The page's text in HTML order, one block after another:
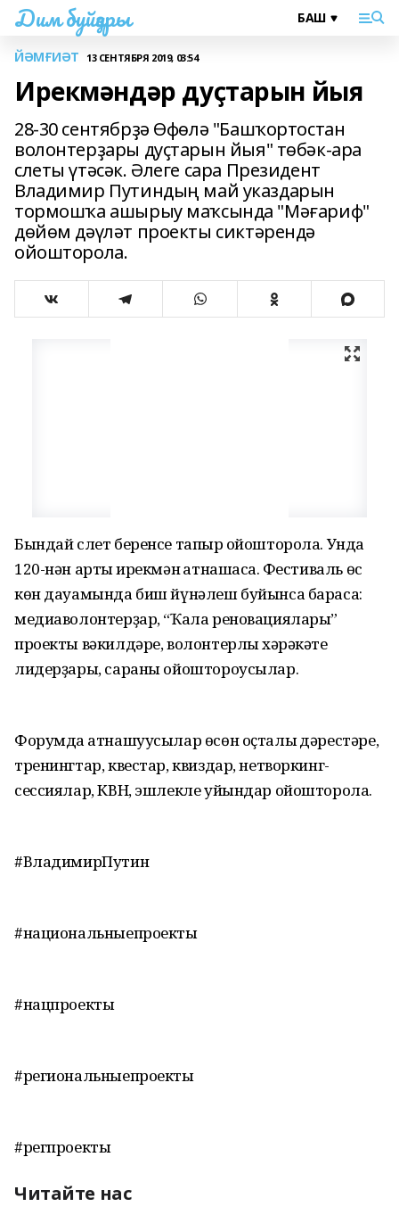
Дим буйҙары
ЙӘМҒИӘТ 13 СЕНТЯБРЯ 2019, 03:54
Ирекмәндәр дуҫтарын йыя
28-30 сентябрҙә Өфөлә "Башҡортостан
волонтерҙары дуҫтарын йыя" төбәк-ара
слеты үтәсәк. Әлеге сара Президент
Владимир Путиндың май указдарын
тормошҡа ашырыу маҡсында "Мәғариф"
дөйөм дәүләт проекты сиктәрендә
ойошторола.
Бындай слет беренсе тапҡыр ойошторола. Унда
120-нән артыҡ ирекмән ҡатнашасаҡ. Фестиваль өс
көн дауамында биш йүнәлеш буйынса барасаҡ:
медиаволонтерҙар, “Ҡала реновациялары”
проекты вәкилдәре, волонтерлыҡ хәрәкәте
лидерҙары, сараны ойоштороусылар.
Форумда ҡатнашуусылар өсөн оҫталыҡ дәрестәре,
тренингтар, квестар, квиздар, нетворкинг-
сессиялар, КВН, эшлекле уйындар ойошторола.
#ВладимирПутин
#национальныепроекты
#нацпроекты
#региональныепроекты
#регпроекты
Читайте нас